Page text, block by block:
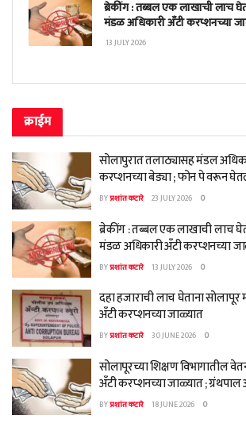
ब्रेकींग : तब्बल एक लाखाची लाच
मंडळ अधिकारी अँटी करप्शनच्या
13 JULY 2026
क्राईम
सोलापुरात तलाठ्यासह मंडल
करप्शनच्या बेड्या ; फोन पे वरून
BYप्रशांत कटारे 23 JULY 2026 0
ब्रेकींग : तब्बल एक लाखाची लाच
मंडळ अधिकारी अँटी करप्शनच्या
BYप्रशांत कटारे 13 JULY 2026 0
दहा हजाराची लाच घेताना
अँटी करप्शनच्या जाळ्यात
BYप्रशांत कटारे 30 JUNE 2026 0
सोलापूरच्या शिक्षण विभागातील
अँटी करप्शनच्या जाळ्यात ;
BYप्रशांत कटारे 18 JUNE 2026 0